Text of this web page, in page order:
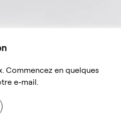
Commencez en quelques
e-mail.